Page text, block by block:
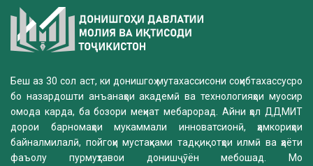
Беш аз 30 сол аст, ки донишгоҳ мутахассисони соҳибтахассусро
бо назардошти анъанаҳои академӣ ва технологияҳои муосир
омода карда, ба бозори меҳнат мебарорад. Айни ҳол ДДМИТ
дорои барномаҳои мукаммали инноватсионӣ, ҳамкориҳои
байналмилалӣ, пойгоҳи мустаҳками тадқиқотҳои илмӣ ва ҳаёти
фаъолу пурмуҳтавои донишҷӯён мебошад. Мо